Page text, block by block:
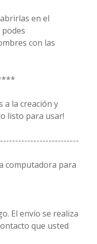
en el
con las
a la creación y
listo para usar!
computadora para
El envío se realiza
que usted